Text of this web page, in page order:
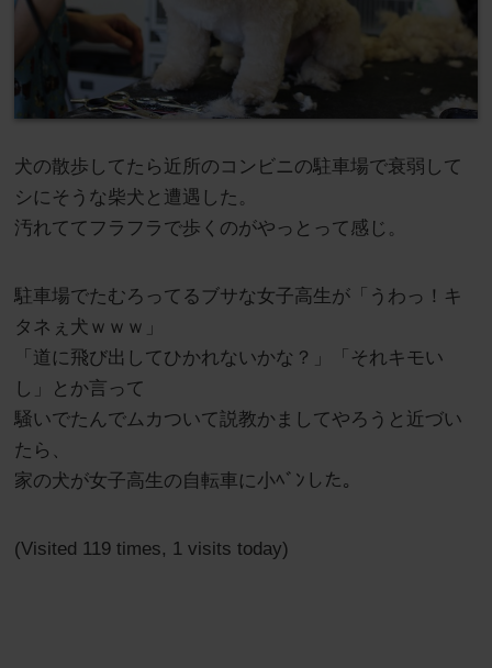
犬の散歩してたら近所のコンビニの駐車場で衰弱して
シにそうな柴犬と遭遇した。
汚れててフラフラで歩くのがやっとって感じ。
駐車場でたむろってるブサな女子高生が「うわっ！キ
タネぇ犬ｗｗｗ」
「道に飛び出してひかれないかな？」「それキモい
し」とか言って
騒いでたんでムカついて説教かましてやろうと近づい
たら、
家の犬が女子高生の自転車に小ﾍﾞﾝした。
(Visited 119 times, 1 visits today)